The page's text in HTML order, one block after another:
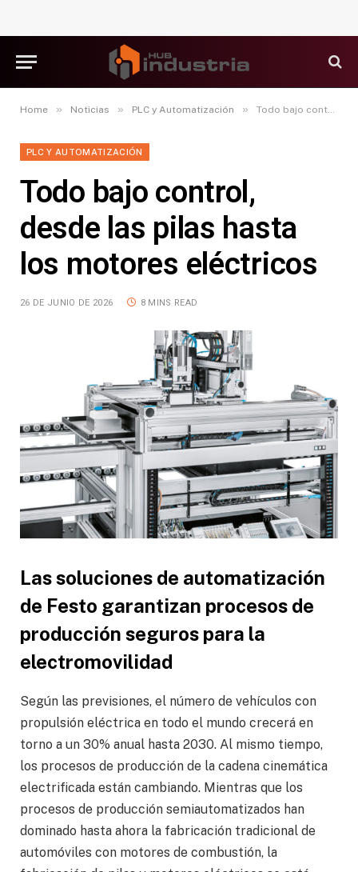
Home » Noticias » PLC y Automatización » Todo bajo control, desde las pilas hasta los motores eléctricos
PLC Y AUTOMATIZACIÓN
Todo bajo control,
desde las pilas hasta
los motores eléctricos
26 DE JUNIO DE 2026 8 MINS READ
Las soluciones de automatización
de Festo garantizan procesos de
producción seguros para la
electromovilidad
Según las previsiones, el número de vehículos con
propulsión eléctrica en todo el mundo crecerá en
torno a un 30% anual hasta 2030. Al mismo tiempo,
los procesos de producción de la cadena cinemática
electrificada están cambiando. Mientras que los
procesos de producción semiautomatizados han
dominado hasta ahora la fabricación tradicional de
automóviles con motores de combustión, la